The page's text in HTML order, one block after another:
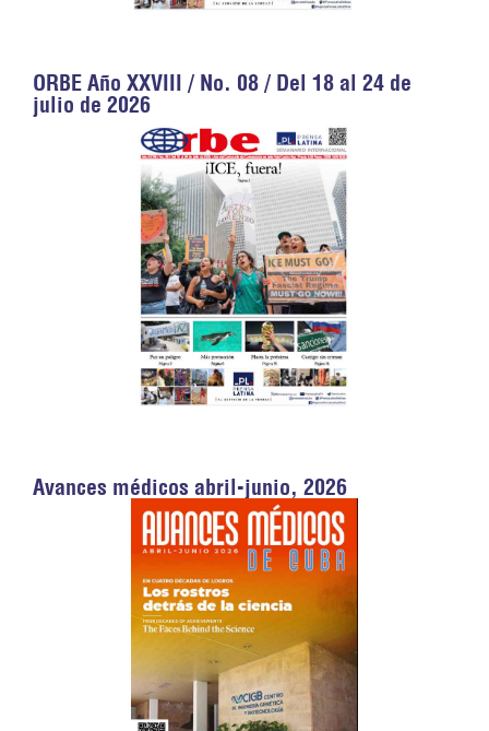
ORBE Año XXVIII / No. 08 / Del 18 al 24 de
julio de 2026
Avances médicos abril-junio, 2026